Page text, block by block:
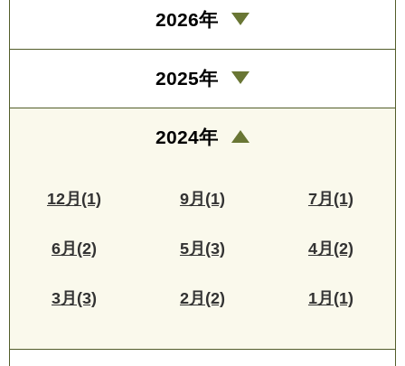
2026年
2025年
2024年
12月(1) 9月(1) 7月(1)
6月(2) 5月(3) 4月(2)
3月(3) 2月(2) 1月(1)